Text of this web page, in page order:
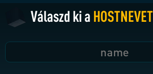
Válaszd ki a HOSTNEVET